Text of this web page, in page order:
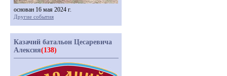
основан 16 мая 2024 г.
Другие события
Казачий батальон Цесаревича
Алексия(138)